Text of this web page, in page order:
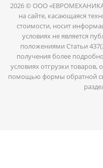
2026 © ООО
на сайте, касающаяся
стоимости, носит
условиях не является
положениями Статьи
получения более
условиях отгрузки
помощью формы обратной